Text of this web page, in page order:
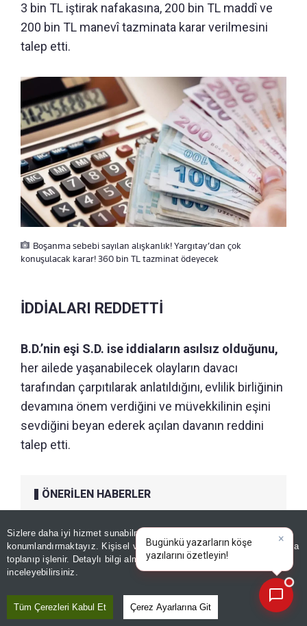
Sizlere daha iyi hizmet sunabilmek adına sitemizde
konumlandırmaktayız. Kişisel verileriniz, KVKK ve GDPR kapsamında
toplanıp işlenir. Detaylı bilgi almak içinAydınlatma Metnimizi
inceleyebilirsiniz.
Tüm Çerezleri Kabul Et Çerez Ayarlarına Git
3 bin TL iştirak nafakasına, 200 bin TL maddî ve
200 bin TL manevî tazminata karar verilmesini
talep etti.
Boşanma sebebi sayılan alışkanlık! Yargıtay’dan çok
konuşulacak karar! 360 bin TL tazminat ödeyecek
İDDİALARI REDDETTİ
B.D.’nin eşi S.D. ise iddiaların asılsız olduğunu,
her ailede yaşanabilecek olayların davacı
tarafından çarpıtılarak anlatıldığını, evlilik birliğinin
devamına önem verdiğini ve müvekkilinin eşini
sevdiğini beyan ederek açılan davanın reddini
talep etti.
ÖNERİLEN HABERLER
Yargıtay'dan dikkat çeken
nafaka kararı: Mahkeme
hükmü bozuldu
×
Bugünkü yazarların köşe
yazılarını özetleyin!